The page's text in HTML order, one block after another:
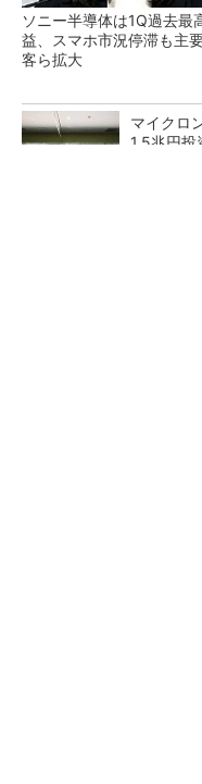
ソニー半導体は1Q過去最
益、スマホ市況停滞も主
客ら拡大
マイクロ
1.5兆円投